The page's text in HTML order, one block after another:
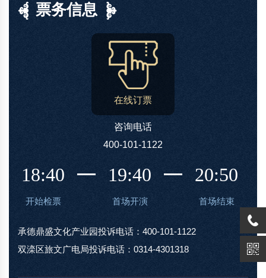
票务信息
在线订票
咨询电话
400-101-1122
18:40
开始检票
19:40
首场开演
20:50
首场结束
承德鼎盛文化产业园投诉电话：400-101-1122
双滦区旅文广电局投诉电话：0314-4301318